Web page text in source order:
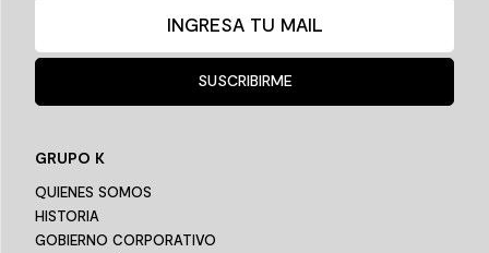
SUSCRIBIRME
GRUPO K
QUIENES SOMOS
HISTORIA
GOBIERNO CORPORATIVO